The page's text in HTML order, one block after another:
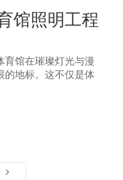
馆照明工程
育馆在璀璨灯光与漫
的地标。这不仅是体